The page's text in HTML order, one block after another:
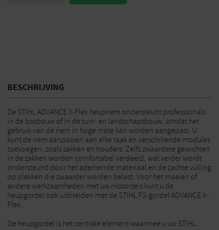
BESCHRIJVING
De STIHL ADVANCE X-Flex heupriem ondersteunt professionals
in de bosbouw of in de tuin- en landschapsbouw, omdat het
gebruik van de riem in hoge mate kan worden aangepast. U
kunt de riem aanpassen aan elke taak en verschillende modules
toevoegen, zoals zakken en houders. Zelfs zwaardere gewichten
in de zakken worden comfortabel verdeeld, wat verder wordt
ondersteund door het ademende materiaal en de zachte vulling
op plekken die zwaarder worden belast. Voor het maaien of
andere werkzaamheden met uw motorzeis kunt u de
heupgordel ook uitbreiden met de STIHL FS-gordel ADVANCE X-
Flex.
De heupgordel is het centrale element waarmee u uw STIHL